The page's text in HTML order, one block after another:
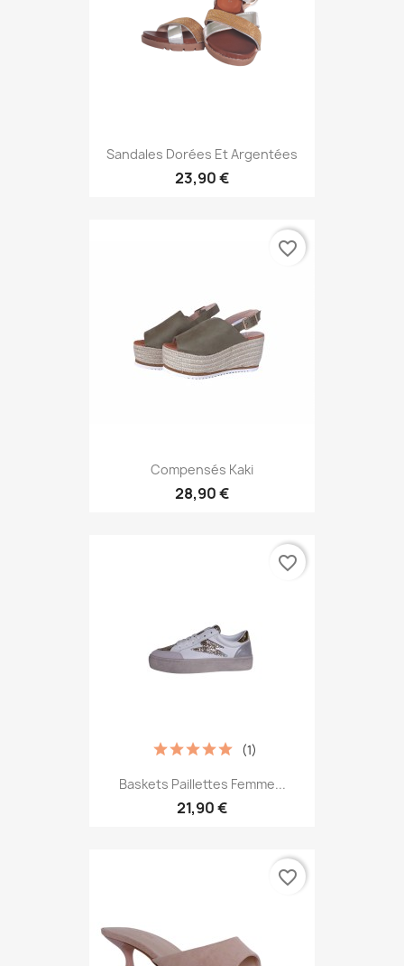
Sandales Dorées Et Argentées
23,90 €
Compensés Kaki
28,90 €
favorite_border
Baskets Paillettes Femme...
21,90 €
(1)
favorite_border
favorite_border